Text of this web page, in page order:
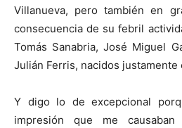
Villanueva, pero también en
consecuencia de su febril
Tomás Sanabria, José Miguel
Julián Ferris, nacidos justamente
Y digo lo de excepcional
impresión que me